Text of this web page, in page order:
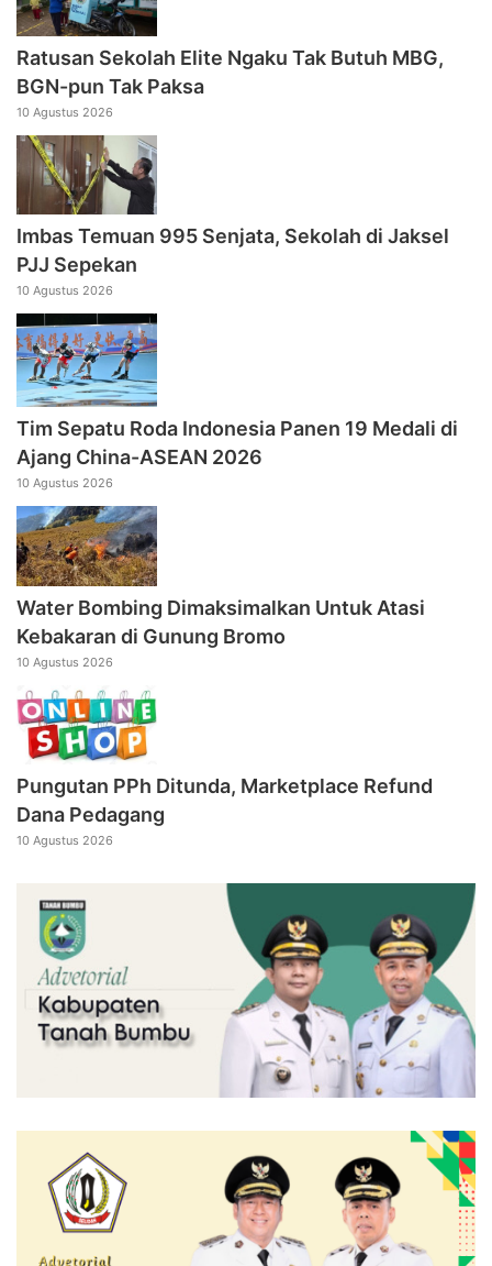
Ratusan Sekolah Elite Ngaku Tak Butuh MBG,
BGN-pun Tak Paksa
10 Agustus 2026
Imbas Temuan 995 Senjata, Sekolah di Jaksel
PJJ Sepekan
10 Agustus 2026
Tim Sepatu Roda Indonesia Panen 19 Medali di
Ajang China-ASEAN 2026
10 Agustus 2026
Water Bombing Dimaksimalkan Untuk Atasi
Kebakaran di Gunung Bromo
10 Agustus 2026
Pungutan PPh Ditunda, Marketplace Refund
Dana Pedagang
10 Agustus 2026